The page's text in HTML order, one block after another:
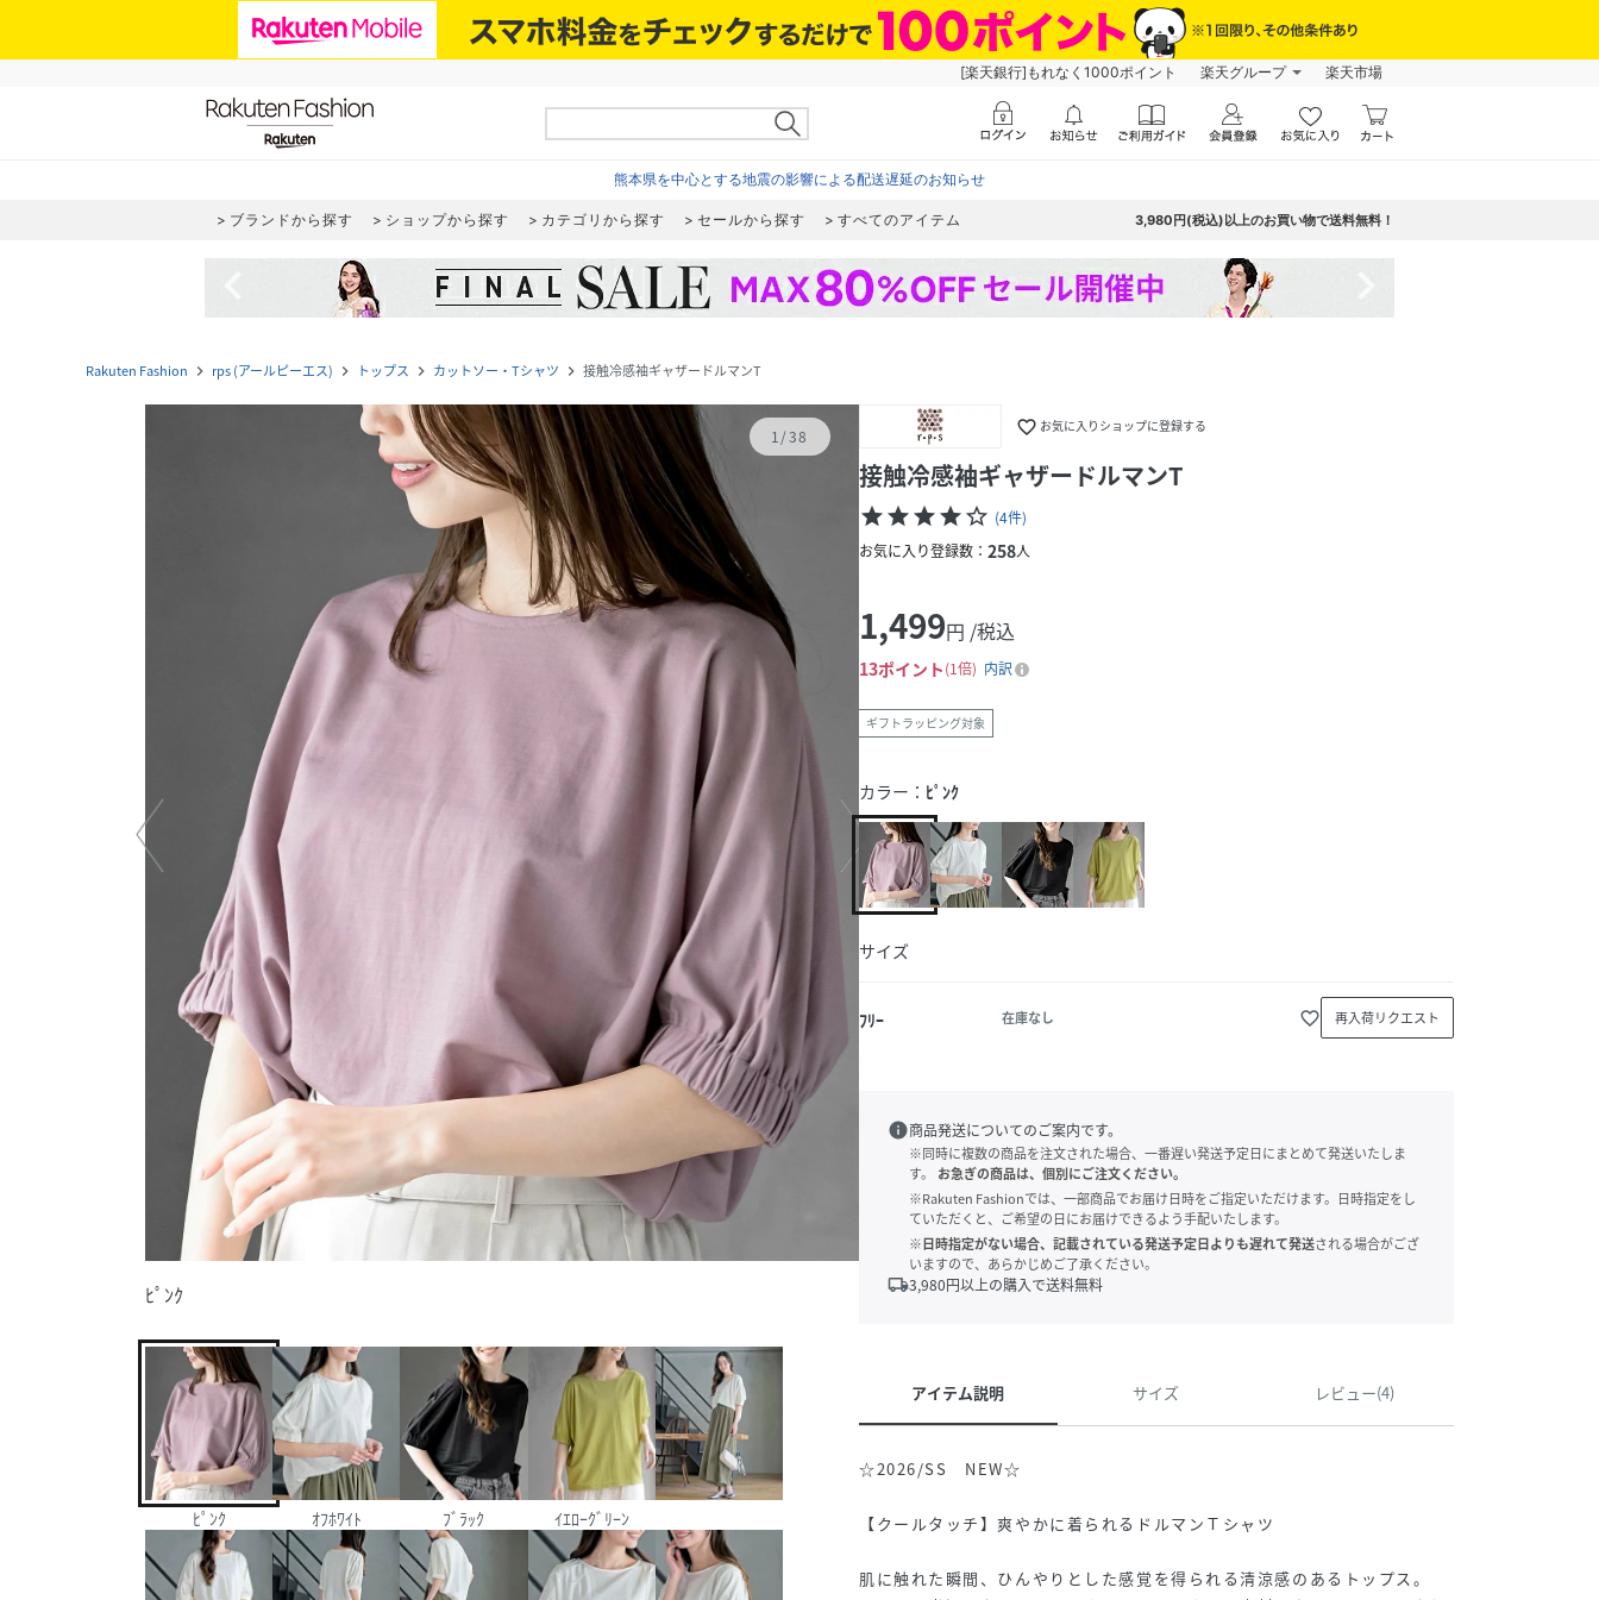
[楽天銀行]もれなく1000ポイント 楽天グループ 楽天市場
熊本県を中心とする地震の影響による配送遅延のお知らせ
ブランドから探す ショップから探す カテゴリから探す セールから探す すべてのアイテム 3,980円(税込)以上のお買い物で送料無料！
Rakuten Fashion navigate_next rps (アールピーエス) navigate_next トップス navigate_next カットソー・Tシャツ navigate_next 接触冷感袖ギャザードルマンT
1/38
ﾋﾟﾝｸ
ﾋﾟﾝｸ ｵﾌﾎﾜｲﾄ ﾌﾞﾗｯｸ ｲｴﾛｰｸﾞﾘｰﾝ
favorite_border お気に入りショップに登録する
接触冷感袖ギャザードルマンT
starstarstarstarstar_border (4件)
お気に入り登録数： 258人
1,499円 /税込
13ポイント 1倍 内訳
ギフトラッピング対象
カラー： ﾋﾟﾝｸ
サイズ
ﾌﾘｰ 在庫なし favorite_border 再入荷リクエスト
info商品発送についてのご案内です。
※同時に複数の商品を注文された場合、一番遅い発送予定日にまとめて発送いたしま
す。
お急ぎの商品は、個別にご注文ください。
※Rakuten Fashionでは、一部商品でお届け日時をご指定いただけます。日時指定をし
ていただくと、ご希望の日にお届けできるよう手配いたします。
※日時指定がない場合、記載されている発送予定日よりも遅れて発送される場合がござ
いますので、あらかじめご了承ください。
local_shipping3,980円以上の購入で送料無料
アイテム説明 サイズ レビュー(4)
☆2026/SS NEW☆
【クールタッチ】爽やかに着られるドルマンＴシャツ
肌に触れた瞬間、ひんやりとした感覚を得られる清涼感のあるトップス。